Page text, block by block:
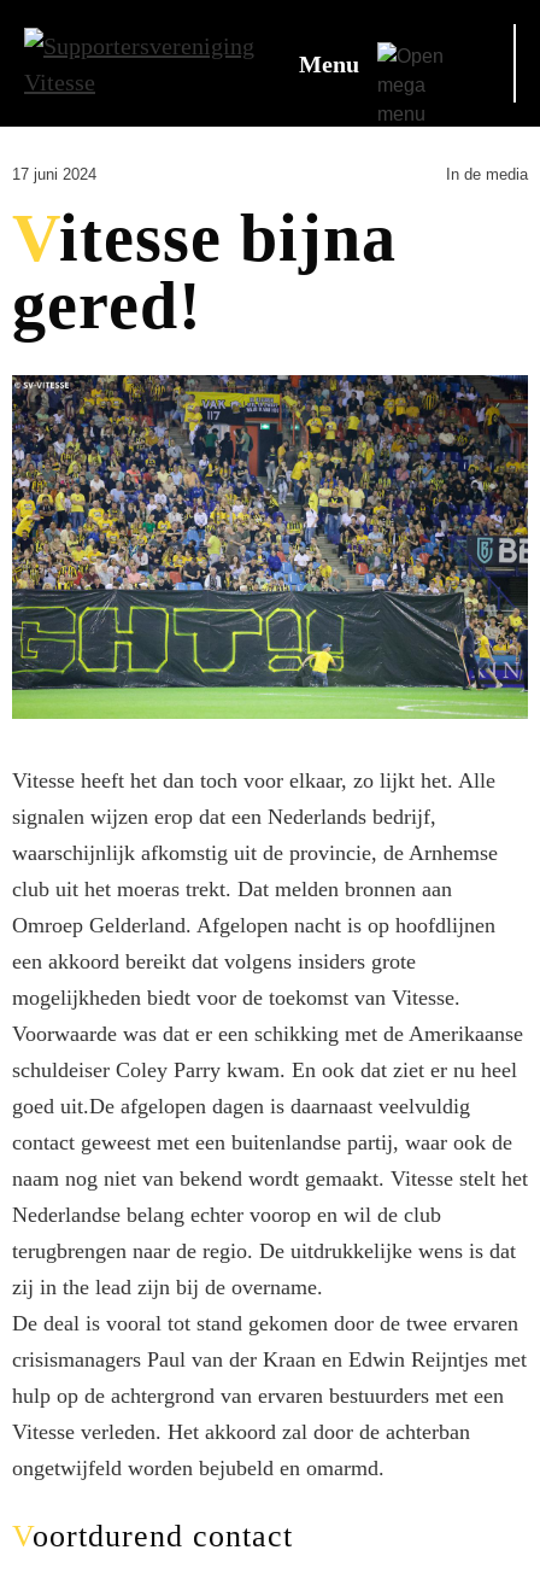
Menu
17 juni 2024 In de media
Vitesse bijna
gered!
Vitesse heeft het dan toch voor elkaar, zo lijkt het. Alle
signalen wijzen erop dat een Nederlands bedrijf,
waarschijnlijk afkomstig uit de provincie, de Arnhemse
club uit het moeras trekt. Dat melden bronnen aan
Omroep Gelderland. Afgelopen nacht is op hoofdlijnen
een akkoord bereikt dat volgens insiders grote
mogelijkheden biedt voor de toekomst van Vitesse.
Voorwaarde was dat er een schikking met de Amerikaanse
schuldeiser Coley Parry kwam. En ook dat ziet er nu heel
goed uit.De afgelopen dagen is daarnaast veelvuldig
contact geweest met een buitenlandse partij, waar ook de
naam nog niet van bekend wordt gemaakt. Vitesse stelt het
Nederlandse belang echter voorop en wil de club
terugbrengen naar de regio. De uitdrukkelijke wens is dat
zij in the lead zijn bij de overname.
De deal is vooral tot stand gekomen door de twee ervaren
crisismanagers Paul van der Kraan en Edwin Reijntjes met
hulp op de achtergrond van ervaren bestuurders met een
Vitesse verleden. Het akkoord zal door de achterban
ongetwijfeld worden bejubeld en omarmd.
Voortdurend contact